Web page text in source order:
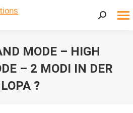
Search:
MODE – HIGH
– 2 MODI IN DER
LOPA ?